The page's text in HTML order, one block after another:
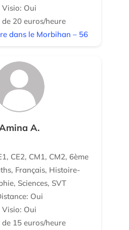
Visio: Oui
20 euros/heure
dans le Morbihan – 56
A.
CE2, CM1, CM2, 6ème
Français, Histoire-
Sciences, SVT
Oui
Visio: Oui
15 euros/heure